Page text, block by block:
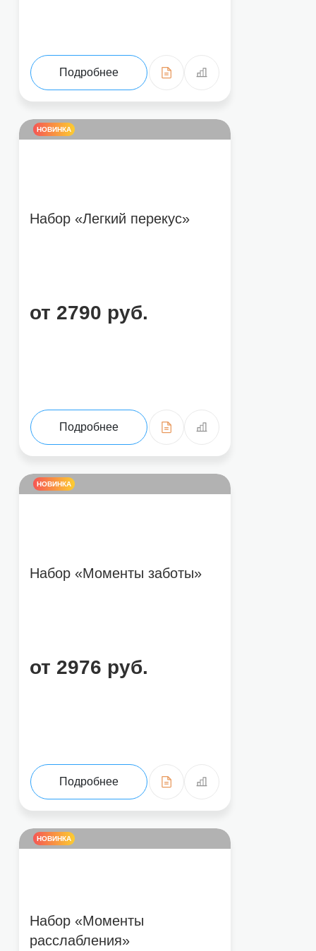
Подробнее
НОВИНКА
Набор «Легкий перекус»
от 2790 руб.
Подробнее
НОВИНКА
Набор «Моменты заботы»
от 2976 руб.
Подробнее
НОВИНКА
Набор «Моменты
расслабления»